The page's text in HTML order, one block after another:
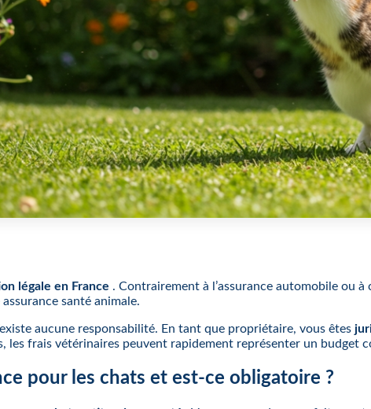
légale en France . Contrairement à l’assurance automobile ou
santé animale.
aucune responsabilité. En tant que propriétaire, vous êtes
les frais vétérinaires peuvent rapidement représenter un budget
pour les chats et est-ce obligatoire ?